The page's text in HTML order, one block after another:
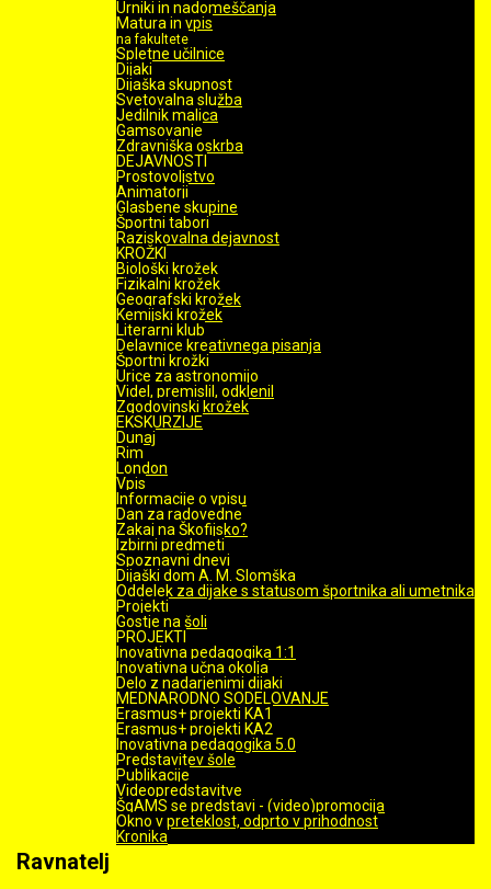
Urniki in nadomeščanja
Matura in vpis
na fakultete
Spletne učilnice
Dijaki
Dijaška skupnost
Svetovalna služba
Jedilnik malica
Gamsovanje
Zdravniška oskrba
DEJAVNOSTI
Prostovoljstvo
Animatorji
Glasbene skupine
Športni tabori
Raziskovalna dejavnost
KROŽKI
Biološki krožek
Fizikalni krožek
Geografski krožek
Kemijski krožek
Literarni klub
Delavnice kreativnega pisanja
Športni krožki
Urice za astronomijo
Videl, premislil, odklenil
Zgodovinski krožek
EKSKURZIJE
Dunaj
Rim
London
Vpis
Informacije o vpisu
Dan za radovedne
Zakaj na Škofijsko?
Izbirni predmeti
Spoznavni dnevi
Dijaški dom A. M. Slomška
Oddelek za dijake s statusom športnika ali umetnika
Projekti
Gostje na šoli
PROJEKTI
Inovativna pedagogika 1:1
Inovativna učna okolja
Delo z nadarjenimi dijaki
MEDNARODNO SODELOVANJE
Erasmus+ projekti KA1
Erasmus+ projekti KA2
Inovativna pedagogika 5.0
Predstavitev šole
Publikacije
Videopredstavitve
ŠgAMS se predstavi - (video)promocija
Okno v preteklost, odprto v prihodnost
Kronika
Ravnatelj